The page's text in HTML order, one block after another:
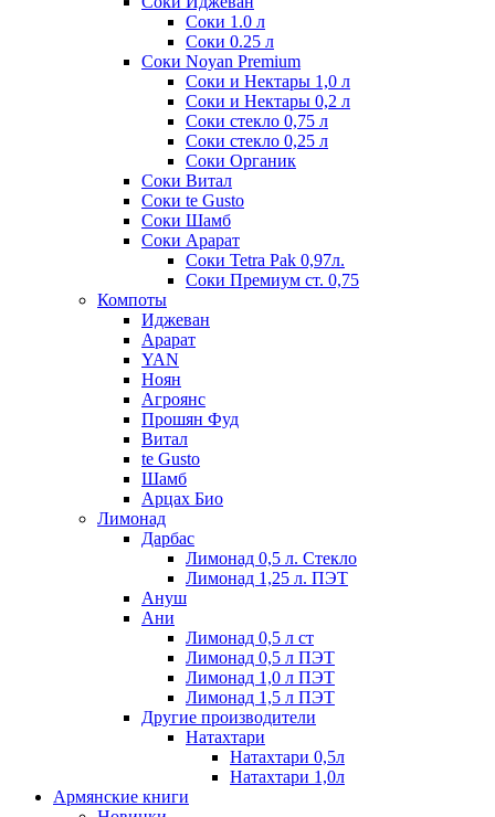
Соки 1.0 л
Соки 0.25 л
Соки Noyan Premium
Соки и Нектары 1,0 л
Соки и Нектары 0,2 л
Соки стекло 0,75 л
Соки стекло 0,25 л
Соки Органик
Соки Витал
Соки te Gusto
Соки Шамб
Соки Арарат
Соки Tetra Pak 0,97л.
Соки Премиум ст. 0,75
Компоты
Иджеван
Арарат
YAN
Ноян
Агроянс
Прошян Фуд
Витал
te Gusto
Шамб
Арцах Био
Лимонад
Дарбас
Лимонад 0,5 л. Стекло
Лимонад 1,25 л. ПЭТ
Ануш
Ани
Лимонад 0,5 л ст
Лимонад 0,5 л ПЭТ
Лимонад 1,0 л ПЭТ
Лимонад 1,5 л ПЭТ
Другие производители
Натахтари
Натахтари 0,5л
Натахтари 1,0л
Армянские книги